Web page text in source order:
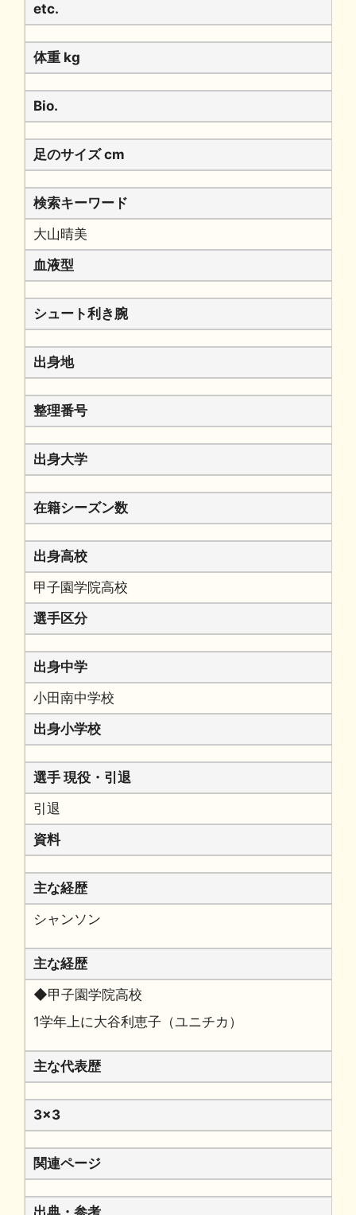
etc.
体重 kg
Bio.
足のサイズ cm
検索キーワード
大山晴美
血液型
シュート利き腕
出身地
整理番号
出身大学
在籍シーズン数
出身高校
甲子園学院高校
選手区分
出身中学
小田南中学校
出身小学校
選手 現役・引退
引退
資料
主な経歴
シャンソン
主な経歴
◆甲子園学院高校
1学年上に大谷利恵子（ユニチカ）
主な代表歴
3x3
関連ページ
出典・参考